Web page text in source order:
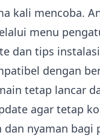
kali mencoba.
menu
dan tips
dengan
tetap lancar
agar tetap
nyaman bagi